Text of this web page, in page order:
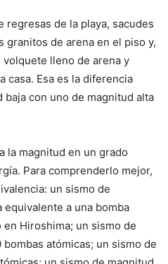
regresas de la playa, sacudes
granitos de arena en el piso y,
lleno de arena y
casa. Esa es la diferencia
con uno de magnitud alta
la magnitud en un grado
Para comprenderlo mejor,
un sismo de
a una bomba
Hiroshima; un sismo de
atómicas; un sismo de